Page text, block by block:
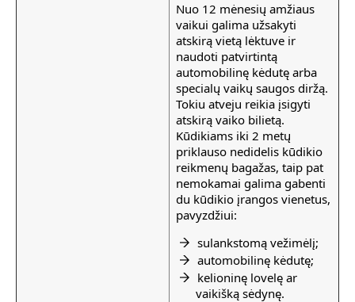
Nuo 12 mėnesių amžiaus
vaikui galima užsakyti
atskirą vietą lėktuve ir
naudoti patvirtintą
automobilinę kėdutę arba
specialų vaikų saugos diržą.
Tokiu atveju reikia įsigyti
atskirą vaiko bilietą.
Kūdikiams iki 2 metų
priklauso nedidelis kūdikio
reikmenų bagažas, taip pat
nemokamai galima gabenti
du kūdikio įrangos vienetus,
pavyzdžiui:
sulankstomą vežimėlį;
automobilinę kėdutę;
kelioninę lovelę ar
vaikišką sėdynę.